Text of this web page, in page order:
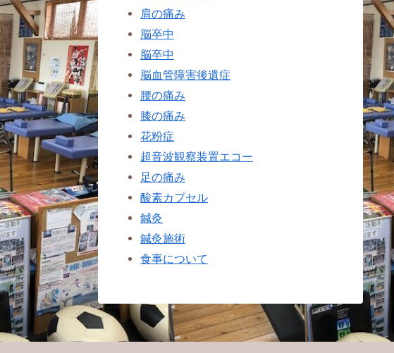
肩の痛み
脳卒中
脳卒中
脳血管障害後遺症
腰の痛み
膝の痛み
花粉症
超音波観察装置エコー
足の痛み
酸素カプセル
鍼灸
鍼灸施術
食事について